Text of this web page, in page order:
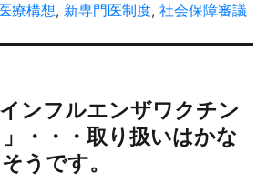
グ
療構想, 新専門医制度, 社会保障審議
ンフルエンザワクチン
」・・・取り扱いはかな
うです。